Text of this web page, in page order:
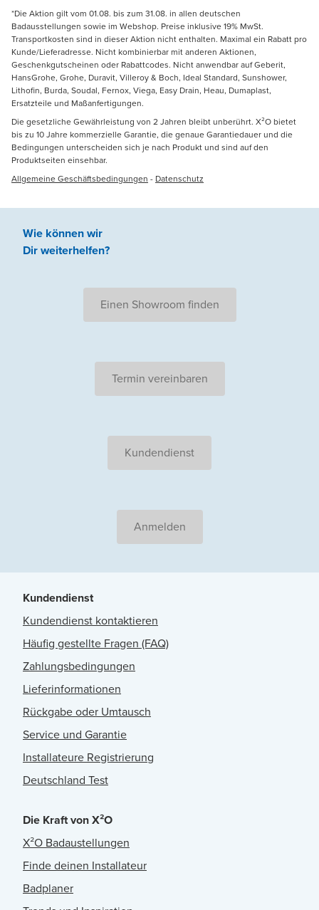
*Die Aktion gilt vom 01.08. bis zum 31.08. in allen deutschen
Badausstellungen sowie im Webshop. Preise inklusive 19% MwSt.
Transportkosten sind in dieser Aktion nicht enthalten. Maximal ein Rabatt pro
Kunde/Lieferadresse. Nicht kombinierbar mit anderen Aktionen,
Geschenkgutscheinen oder Rabattcodes. Nicht anwendbar auf Geberit,
HansGrohe, Grohe, Duravit, Villeroy & Boch, Ideal Standard, Sunshower,
Lithofin, Burda, Soudal, Fernox, Viega, Easy Drain, Heau, Dumaplast,
Ersatzteile und Maßanfertigungen.
Die gesetzliche Gewährleistung von 2 Jahren bleibt unberührt. X²O bietet
bis zu 10 Jahre kommerzielle Garantie, die genaue Garantiedauer und die
Bedingungen unterscheiden sich je nach Produkt und sind auf den
Produktseiten einsehbar.
Allgemeine Geschäftsbedingungen - Datenschutz
Wie können wir
Dir weiterhelfen?
Einen Showroom finden
Termin vereinbaren
Kundendienst
Anmelden
Kundendienst
Kundendienst kontaktieren
Häufig gestellte Fragen (FAQ)
Zahlungsbedingungen
Lieferinformationen
Rückgabe oder Umtausch
Service und Garantie
Installateure Registrierung
Deutschland Test
Die Kraft von X²O
X²O Badaustellungen
Finde deinen Installateur
Badplaner